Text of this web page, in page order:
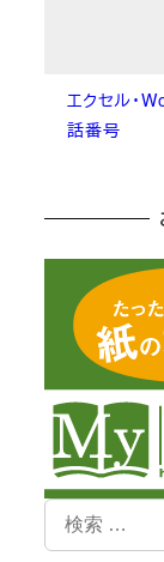
エクセル・
話番号
検
索